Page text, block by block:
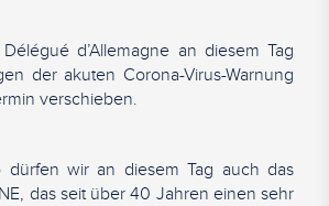
d’Allemagne an diesem Tag
der akuten Corona-Virus-Warnung
verschieben.
dürfen wir an diesem Tag auch das
das seit über 40 Jahren einen sehr